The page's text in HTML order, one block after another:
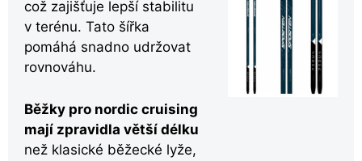
což zajišťuje lepší stabilitu
v terénu. Tato šířka
pomáhá snadno udržovat
rovnováhu.
Běžky pro nordic cruising
mají zpravidla větší délku
než klasické běžecké lyže,